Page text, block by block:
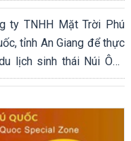
ty TNHH Mặt Trời Phú
tỉnh An Giang để thực
lịch sinh thái Núi Ông